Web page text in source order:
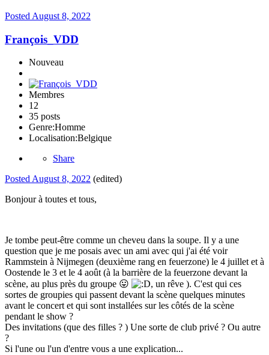
Posted August 8, 2022
François_VDD
Nouveau
Membres
12
35 posts
Genre:Homme
Localisation:Belgique
Share
PostedAugust 8, 2022 (edited)
Bonjour à toutes et tous,
Je tombe peut-être comme un cheveu dans la soupe. Il y a une
question que je me posais avec un ami avec qui j'ai été voir
Rammstein à Nijmegen (deuxième rang en feuerzone) le 4 juillet et à
Oostende le 3 et le 4 août (à la barrière de la feuerzone devant la
scène, au plus près du groupe 😛 , un rêve ). C'est qui ces
sortes de groupies qui passent devant la scène quelques minutes
avant le concert et qui sont installées sur les côtés de la scène
pendant le show ?
Des invitations (que des filles ? ) Une sorte de club privé ? Ou autre
?
Si l'une ou l'un d'entre vous a une explication...